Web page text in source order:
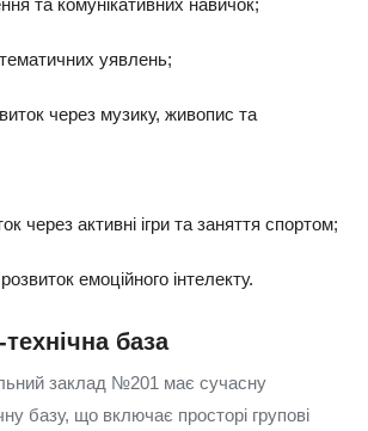
та комунікативних навичок;
уявлень;
через музику, живопис та
через активні ігри та заняття спортом;
емоційного інтелекту.
база
заклад №201 має сучасну
базу, що включає просторі групові